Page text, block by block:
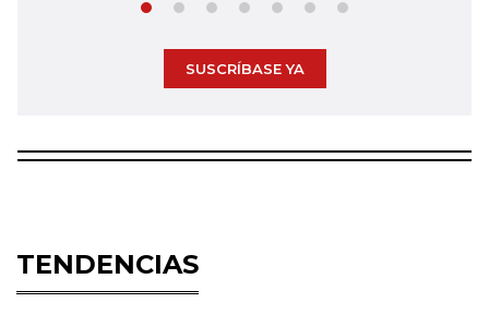
SUSCRÍBASE YA
TENDENCIAS